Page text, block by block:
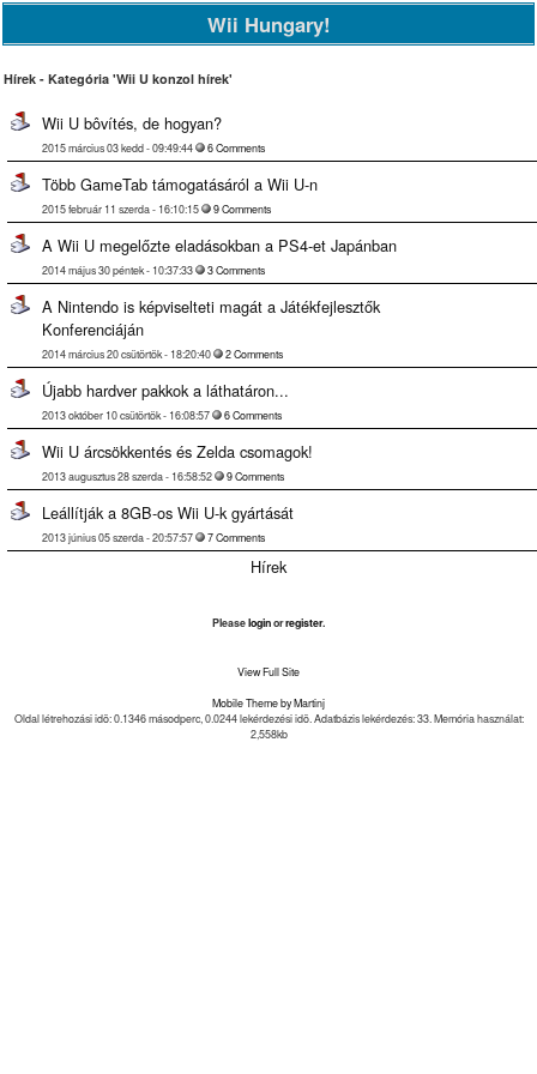
Wii Hungary!
Hírek - Kategória 'Wii U konzol hírek'
Wii U bôvítés, de hogyan?
2015 március 03 kedd - 09:49:44 6 Comments
Több GameTab támogatásáról a Wii U-n
2015 február 11 szerda - 16:10:15 9 Comments
A Wii U megelőzte eladásokban a PS4-et Japánban
2014 május 30 péntek - 10:37:33 3 Comments
A Nintendo is képviselteti magát a Játékfejlesztők
Konferenciáján
2014 március 20 csütörtök - 18:20:40 2 Comments
Újabb hardver pakkok a láthatáron...
2013 október 10 csütörtök - 16:08:57 6 Comments
Wii U árcsökkentés és Zelda csomagok!
2013 augusztus 28 szerda - 16:58:52 9 Comments
Leállítják a 8GB-os Wii U-k gyártását
2013 június 05 szerda - 20:57:57 7 Comments
Hírek
Pleaseloginorregister.
View Full Site
Mobile Theme by Martinj
Oldal létrehozási idõ: 0.1346 másodperc, 0.0244 lekérdezési idõ. Adatbázis lekérdezés: 33. Memória használat:
2,558kb